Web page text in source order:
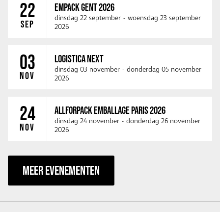
22
SEP
EMPACK GENT 2026
dinsdag 22 september - woensdag 23 september
2026
03
NOV
LOGISTICA NEXT
dinsdag 03 november - donderdag 05 november
2026
24
NOV
ALLFORPACK EMBALLAGE PARIS 2026
dinsdag 24 november - donderdag 26 november
2026
MEER EVENEMENTEN